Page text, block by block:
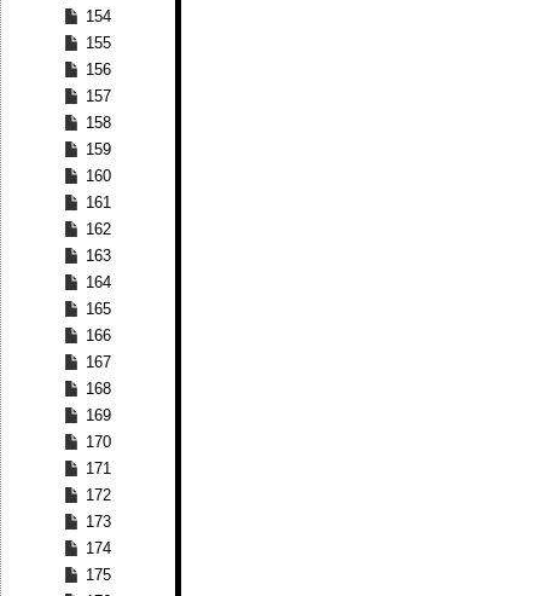
154
155
156
157
158
159
160
161
162
163
164
165
166
167
168
169
170
171
172
173
174
175